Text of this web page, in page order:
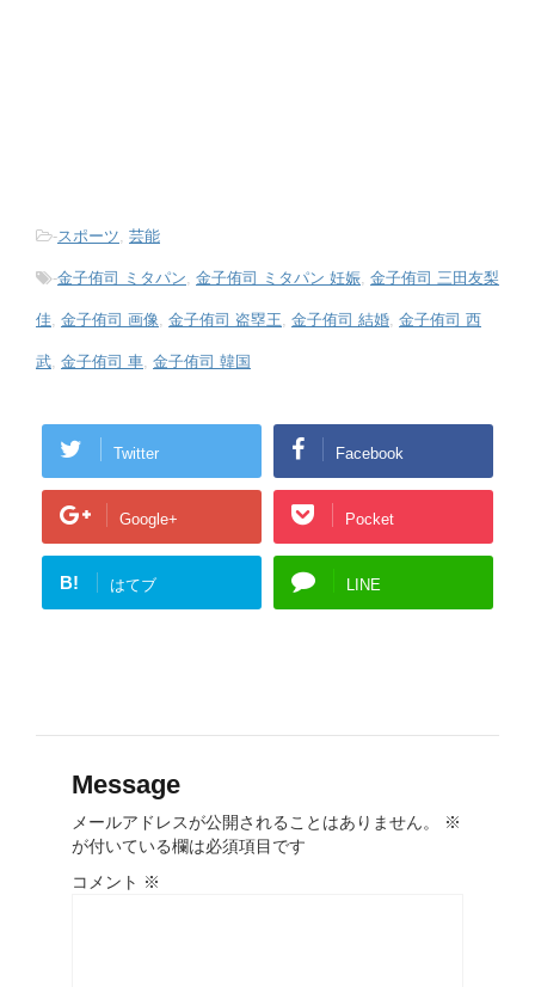
-スポーツ, 芸能
-金子侑司 ミタパン, 金子侑司 ミタパン 妊娠, 金子侑司 三田友梨
佳, 金子侑司 画像, 金子侑司 盗塁王, 金子侑司 結婚, 金子侑司 西
武, 金子侑司 車, 金子侑司 韓国
Twitter Facebook
Google+ Pocket
B! はてブ LINE
Message
メールアドレスが公開されることはありません。
※
が付いている欄は必須項目です
コメント ※